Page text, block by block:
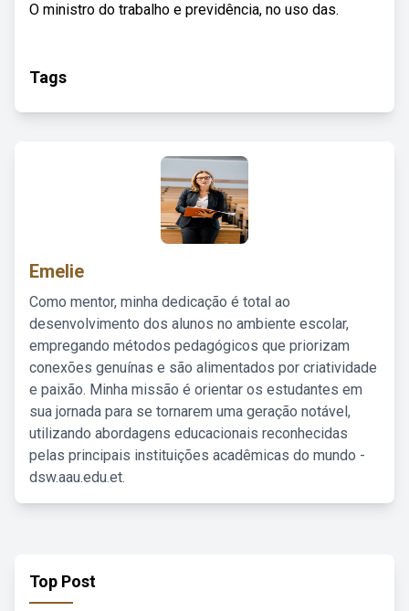
O ministro do trabalho e previdência, no uso das.
Tags
Emelie
Como mentor, minha dedicação é total ao
desenvolvimento dos alunos no ambiente escolar,
empregando métodos pedagógicos que priorizam
conexões genuínas e são alimentados por criatividade
e paixão. Minha missão é orientar os estudantes em
sua jornada para se tornarem uma geração notável,
utilizando abordagens educacionais reconhecidas
pelas principais instituições acadêmicas do mundo -
dsw.aau.edu.et.
Top Post